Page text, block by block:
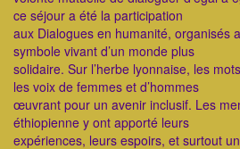
ce séjour a été la participation
aux Dialogues en humanité, organisés
symbole vivant d’un monde plus
solidaire. Sur l’herbe lyonnaise, les
les voix de femmes et d’hommes
œuvrant pour un avenir inclusif. Les
éthiopienne y ont apporté leurs
expériences, leurs espoirs, et surtout